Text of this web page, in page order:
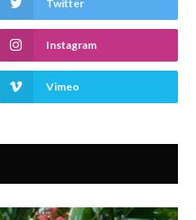
Twitter
Instagram
Vimeo